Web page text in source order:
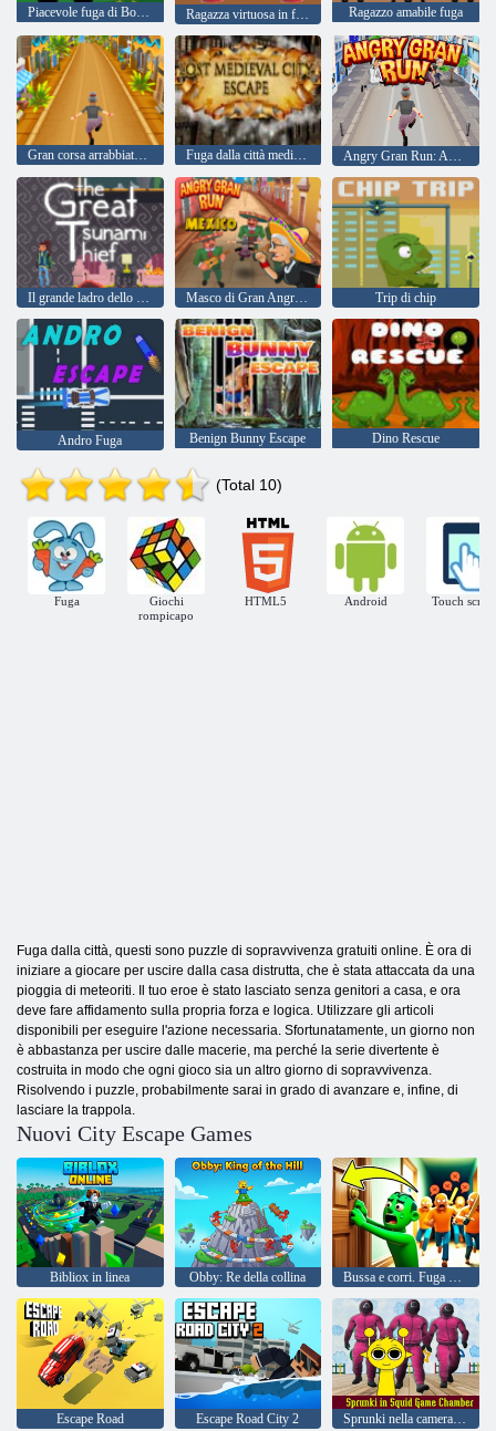
Piacevole fuga di Bourg Ragazza virtuosa in fuga Ragazzo amabile fuga
Gran corsa arrabbiata: la Turchia Fuga dalla città medievale perduta Angry Gran Run: Australia
Il grande ladro dello tsunami Masco di Gran Angry Run Messico Trip di chip
Andro Fuga Benign Bunny Escape Dino Rescue
(Total 10)
Fuga
Giochi
rompicapo
HTML5 Android Touch
Fuga dalla città, questi sono puzzle di sopravvivenza gratuiti online. È ora di
iniziare a giocare per uscire dalla casa distrutta, che è stata attaccata da una
pioggia di meteoriti. Il tuo eroe è stato lasciato senza genitori a casa, e ora
deve fare affidamento sulla propria forza e logica. Utilizzare gli articoli
disponibili per eseguire l'azione necessaria. Sfortunatamente, un giorno non
è abbastanza per uscire dalle macerie, ma perché la serie divertente è
costruita in modo che ogni gioco sia un altro giorno di sopravvivenza.
Risolvendo i puzzle, probabilmente sarai in grado di avanzare e, infine, di
lasciare la trappola.
Nuovi City Escape Games
Bibliox in linea Obby: Re della collina Bussa e corri. Fuga da 100 porte
Escape Road Escape Road City 2